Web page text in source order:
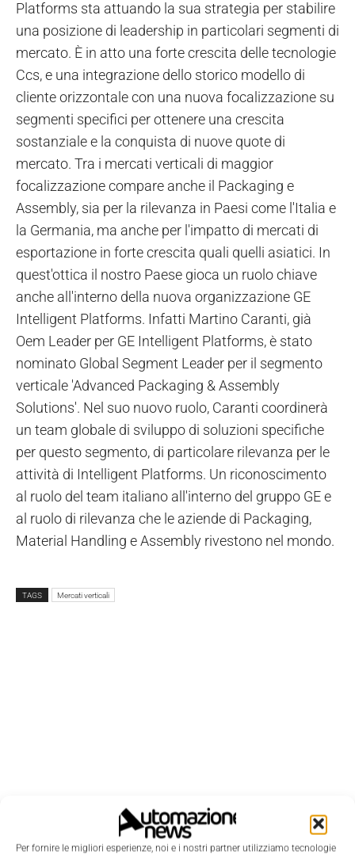
Per fornire le migliori esperienze, noi e i nostri partner utilizziamo tecnologie
Platforms sta attuando la sua strategia per stabilire
una posizione di leadership in particolari segmenti di
mercato. È in atto una forte crescita delle tecnologie
Ccs, e una integrazione dello storico modello di
cliente orizzontale con una nuova focalizzazione su
segmenti specifici per ottenere una crescita
sostanziale e la conquista di nuove quote di
mercato. Tra i mercati verticali di maggior
focalizzazione compare anche il Packaging e
Assembly, sia per la rilevanza in Paesi come l'Italia e
la Germania, ma anche per l'impatto di mercati di
esportazione in forte crescita quali quelli asiatici. In
quest'ottica il nostro Paese gioca un ruolo chiave
anche all'interno della nuova organizzazione GE
Intelligent Platforms. Infatti Martino Caranti, già
Oem Leader per GE Intelligent Platforms, è stato
nominato Global Segment Leader per il segmento
verticale 'Advanced Packaging & Assembly
Solutions'. Nel suo nuovo ruolo, Caranti coordinerà
un team globale di sviluppo di soluzioni specifiche
per questo segmento, di particolare rilevanza per le
attività di Intelligent Platforms. Un riconoscimento
al ruolo del team italiano all'interno del gruppo GE e
al ruolo di rilevanza che le aziende di Packaging,
Material Handling e Assembly rivestono nel mondo.
TAGS Mercati verticali